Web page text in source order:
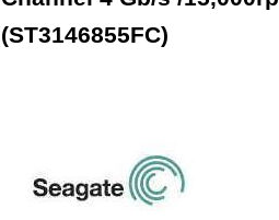
(ST3146855FC)